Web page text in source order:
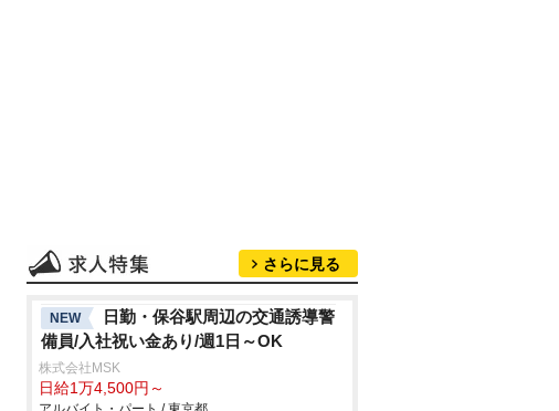
さらに見る
NEW
日勤・保谷駅周辺の交通誘導警
備員/入社祝い金あり/週1日～OK
株式会社MSK
日給1万4,500円～